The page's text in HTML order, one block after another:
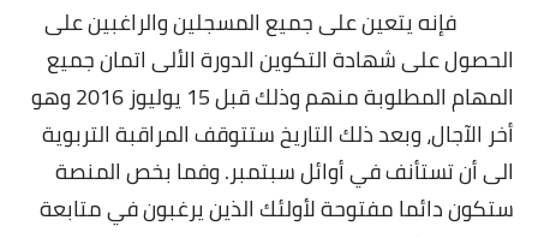
فإنه يتعين على جميع المسجلين والراغبين على
الحصول على شهادة التكوين الدورة الألى اتمان جميع
المهام المطلوبة منهم وذلك قبل 15 يوليوز 2016 وهو
أخر الآجال،وبعد ذلك التاريخ ستتوقف المراقبة التربوية
الى أن تستأنف في أوائل سبتمبر. وفما بخص المنصة
ستكون دائما مفتوحة لأولئك الذين يرغبون في متابعة